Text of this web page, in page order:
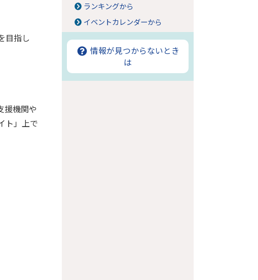
目指し
援機関や
ト」上で
ランキングから
イベントカレンダーから
情報が見つからないとき
は